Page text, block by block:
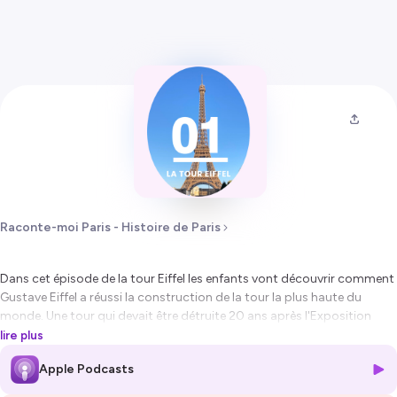
Raconte-moi Paris - Histoire de Paris
Dans cet épisode de la tour Eiffel les enfants vont découvrir comment
Gustave Eiffel a réussi la construction de la tour la plus haute du
monde. Une tour qui devait être détruite 20 ans après l'Exposition
Universelle de 1889 mais que Gustave Eiffel a sauvé en la transformant
en laboratoire scientifique.
lire plus
Apple Podcasts